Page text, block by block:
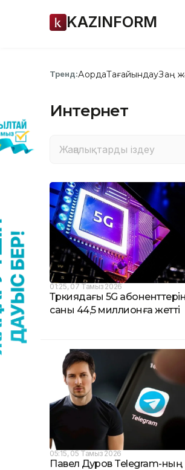
KAZINFORM
Тренд:АқордаТағайындауЗаң
Интернет
01:25, 07 Тамыз 2026
Түркиядағы 5G
саны 44,5 миллионға жетті
05:15, 05 Тамыз 2026
Павел Дуров Telegram-ның